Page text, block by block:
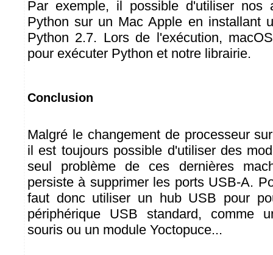
Par exemple, il possible d'utiliser nos
Python sur un Mac Apple en installant
Python 2.7. Lors de l'exécution,
pour exécuter Python et notre librairie.
Conclusion
Malgré le changement de processeur
il est toujours possible d'utiliser des
seul problème de ces dernières
persiste à supprimer les ports USB-A.
faut donc utiliser un hub USB pour
périphérique USB standard, comme
souris ou un module Yoctopuce...